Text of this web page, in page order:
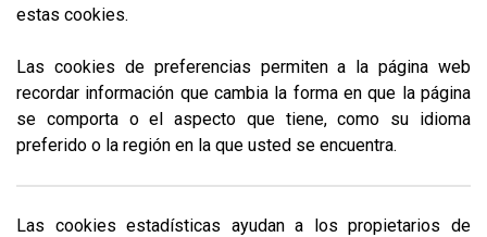
estas cookies.
Las cookies de preferencias permiten a la página web
recordar información que cambia la forma en que la página
se comporta o el aspecto que tiene, como su idioma
preferido o la región en la que usted se encuentra.
Las cookies estadísticas ayudan a los propietarios de